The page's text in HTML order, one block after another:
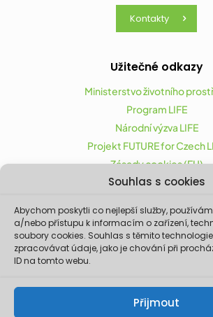
Souhlas s cookies
Abychom poskytli co nejlepší služby,
a/nebo přístupu k informacím o zařízení,
soubory cookies. Souhlas s těmito
zpracovávat údaje, jako je chování při
ID na tomto webu.
Přijmout
Kontakty
Užitečné odkazy
Ministerstvo životního
Program LIFE
Národní výzva LIFE
Projekt FUTURE for Czech
Zásady cookies (EU)
Projekt FUTURE for Czech LIFE
FOR CZECHIA) byl podpořen z
Evropské unie LIFE.
Údaje a informace zveřejněné
Ministerstva životního prostředí
projektu. Evropská komise není